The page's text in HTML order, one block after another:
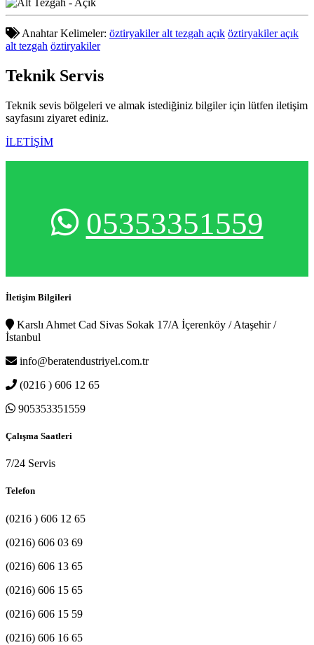
Anahtar Kelimeler: öztiryakiler alt tezgah açık öztiryakiler açık
alt tezgah öztiryakiler
Teknik Servis
Teknik sevis bölgeleri ve almak istediğiniz bilgiler için lütfen iletişim
sayfasını ziyaret ediniz.
İLETİŞİM
05353351559
İletişim Bilgileri
Karslı Ahmet Cad Sivas Sokak 17/A İçerenköy / Ataşehir /
İstanbul
info@beratendustriyel.com.tr
(0216 ) 606 12 65
905353351559
Çalışma Saatleri
7/24 Servis
Telefon
(0216 ) 606 12 65
(0216) 606 03 69
(0216) 606 13 65
(0216) 606 15 65
(0216) 606 15 59
(0216) 606 16 65